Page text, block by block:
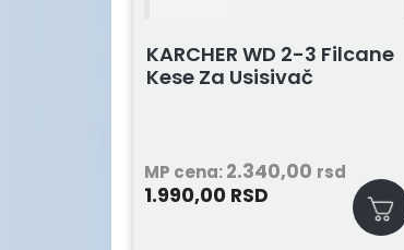
KARCHER WD 2-3 Filcane
Kese Za Usisivač
MP cena:2.340,00 rsd
1.990,00 RSD